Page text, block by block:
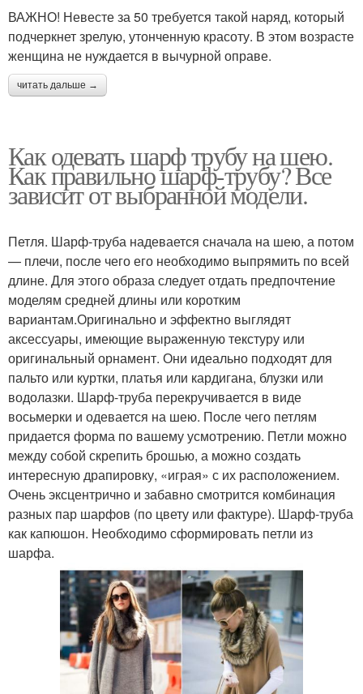
ВАЖНО! Невесте за 50 требуется такой наряд, который
подчеркнет зрелую, утонченную красоту. В этом возрасте
женщина не нуждается в вычурной оправе.
читать дальше →
Как одевать шарф трубу на шею.
Как правильно шарф-трубу? Все
зависит от выбранной модели.
Петля. Шарф-труба надевается сначала на шею, а потом
— плечи, после чего его необходимо выпрямить по всей
длине. Для этого образа следует отдать предпочтение
моделям средней длины или коротким
вариантам.Оригинально и эффектно выглядят
аксессуары, имеющие выраженную текстуру или
оригинальный орнамент. Они идеально подходят для
пальто или куртки, платья или кардигана, блузки или
водолазки. Шарф-труба перекручивается в виде
восьмерки и одевается на шею. После чего петлям
придается форма по вашему усмотрению. Петли можно
между собой скрепить брошью, а можно создать
интересную драпировку, «играя» с их расположением.
Очень эксцентрично и забавно смотрится комбинация
разных пар шарфов (по цвету или фактуре). Шарф-труба
как капюшон. Необходимо сформировать петли из
шарфа.